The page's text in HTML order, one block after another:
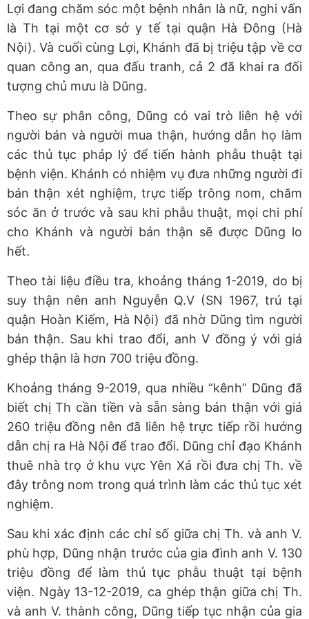
Lợi đang chăm sóc một bệnh nhân là nữ, nghi vấn
là Th tại một cơ sở y tế tại quận Hà Đông (Hà
Nội). Và cuối cùng Lợi, Khánh đã bị triệu tập về cơ
quan công an, qua đấu tranh, cả 2 đã khai ra đối
tượng chủ mưu là Dũng.
Theo sự phân công, Dũng có vai trò liên hệ với
người bán và người mua thận, hướng dẫn họ làm
các thủ tục pháp lý để tiến hành phẫu thuật tại
bệnh viện. Khánh có nhiệm vụ đưa những người đi
bán thận xét nghiệm, trực tiếp trông nom, chăm
sóc ăn ở trước và sau khi phẫu thuật, mọi chi phí
cho Khánh và người bán thận sẽ được Dũng lo
hết.
Theo tài liệu điều tra, khoảng tháng 1-2019, do bị
suy thận nên anh Nguyễn Q.V (SN 1967, trú tại
quận Hoàn Kiếm, Hà Nội) đã nhờ Dũng tìm người
bán thận. Sau khi trao đổi, anh V đồng ý với giá
ghép thận là hơn 700 triệu đồng.
Khoảng tháng 9-2019, qua nhiều “kênh” Dũng đã
biết chị Th cần tiền và sẵn sàng bán thận với giá
260 triệu đồng nên đã liên hệ trực tiếp rồi hướng
dẫn chị ra Hà Nội để trao đổi. Dũng chỉ đạo Khánh
thuê nhà trọ ở khu vực Yên Xá rồi đưa chị Th. về
đây trông nom trong quá trình làm các thủ tục xét
nghiệm.
Sau khi xác định các chỉ số giữa chị Th. và anh V.
phù hợp, Dũng nhận trước của gia đình anh V. 130
triệu đồng để làm thủ tục phẫu thuật tại bệnh
viện. Ngày 13-12-2019, ca ghép thận giữa chị Th.
và anh V. thành công, Dũng tiếp tục nhận của gia